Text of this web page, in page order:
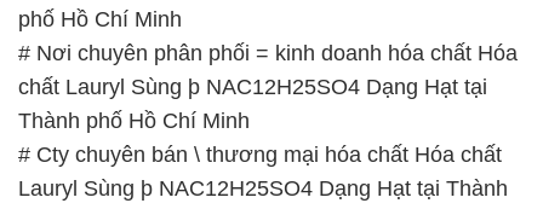
phố Hồ Chí Minh
# Nơi chuyên phân phối = kinh doanh hóa chất Hóa
chất Lauryl Sùng þ NAC12H25SO4 Dạng Hạt tại
Thành phố Hồ Chí Minh
# Cty chuyên bán \ thương mại hóa chất Hóa chất
Lauryl Sùng þ NAC12H25SO4 Dạng Hạt tại Thành